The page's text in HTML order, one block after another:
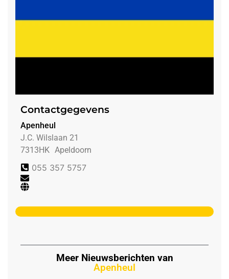
Contactgegevens
Apenheul
J.C. Wilslaan 21
7313HK Apeldoorn
055 357 5757
Meer Nieuwsberichten van
Apenheul